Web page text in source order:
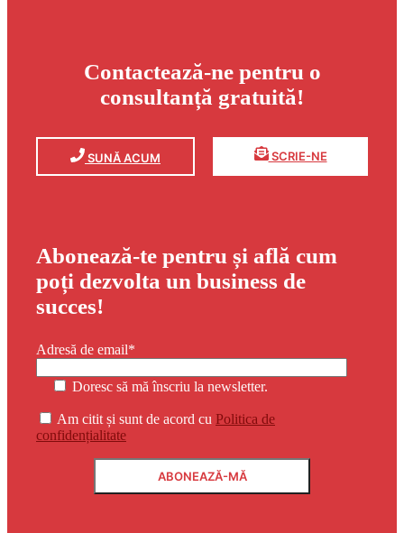
Contactează-ne pentru o
consultanță gratuită!
SUNĂ ACUM SCRIE-NE
Abonează-te pentru și află cum
poți dezvolta un business de
succes!
Adresă de email*
Doresc să mă înscriu la newsletter.
Am citit și sunt de acord cu Politica de
confidențialitate